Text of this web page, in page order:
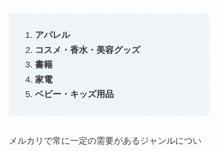
アパレル
コスメ・香水・美容グッズ
書籍
家電
ベビー・キッズ用品
メルカリで常に一定の需要があるジャンルについ